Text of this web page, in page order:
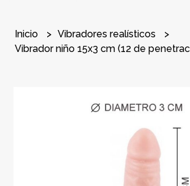
Inicio
Vibradores realísticos
Vibrador niño 15x3 cm (12 de